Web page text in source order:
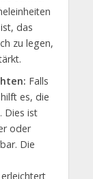
das
zu legen,
Falls
es, die
Dies ist
oder
Die